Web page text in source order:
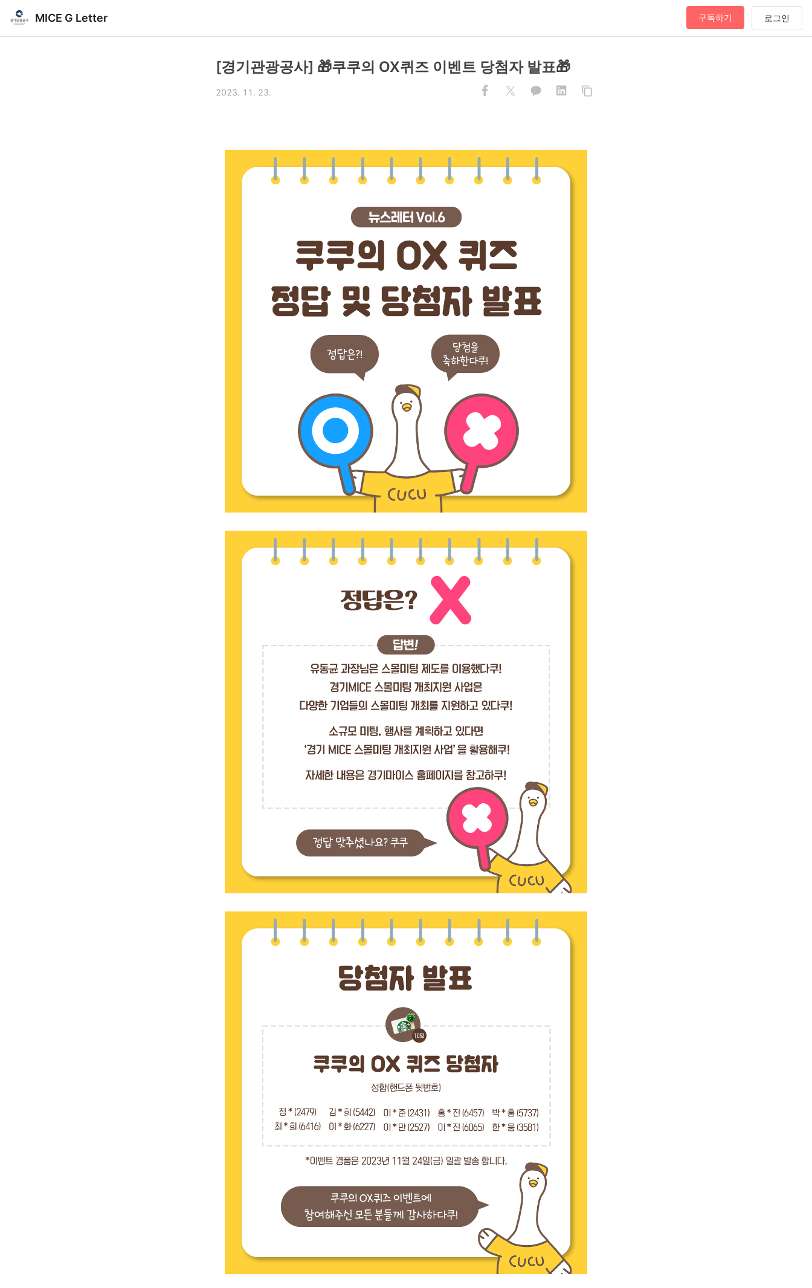
MICE G Letter 구독하기
[경기관광공사] 🎁쿠쿠의 OX퀴즈 이벤트 당첨자 발표🎁
2023. 11. 23.